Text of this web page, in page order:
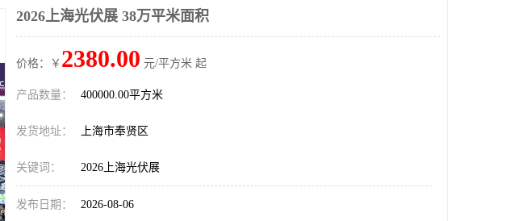
2026上海光伏展 38万平米面积
价格：￥ 2380.00 元/平方米 起
产品数量： 400000.00平方米
发货地址： 上海市奉贤区
关键词： 2026上海光伏展
发布日期： 2026-08-06